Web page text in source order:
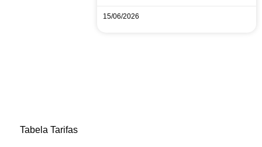
15/06/2026
Tabela Tarifas